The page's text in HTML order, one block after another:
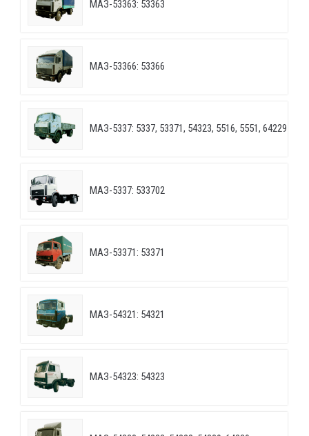
МАЗ-53363: 53363
МАЗ-53366: 53366
МАЗ-5337: 5337, 53371, 54323, 5516, 5551, 64229
МАЗ-5337: 533702
МАЗ-53371: 53371
МАЗ-54321: 54321
МАЗ-54323: 54323